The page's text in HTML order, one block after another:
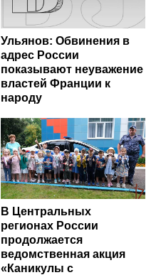
Ульянов: Обвинения в
адрес России
показывают неуважение
властей Франции к
народу
В Центральных
регионах России
продолжается
ведомственная акция
«Каникулы с